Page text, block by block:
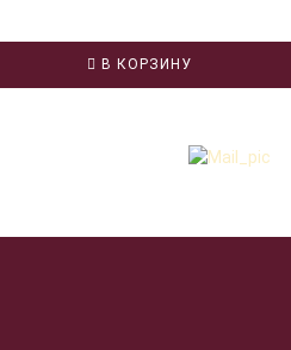
В КОРЗИНУ